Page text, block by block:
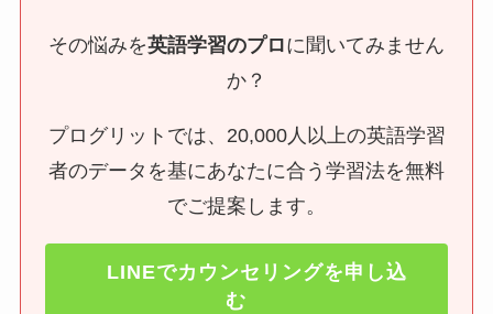
その悩みを英語学習のプロに聞いてみません
か？
プログリットでは、20,000人以上の英語学習
者のデータを基にあなたに合う学習法を無料
でご提案します。
LINEでカウンセリングを申し込
む